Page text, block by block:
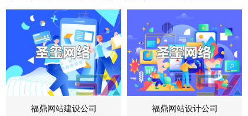
福鼎网站建设公司 福鼎网站设计公司